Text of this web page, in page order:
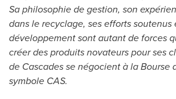
Sa philosophie de gestion, son
dans le recyclage, ses efforts
développement sont autant de forces
créer des produits novateurs pour ses
de Cascades se négocient à la Bourse
symbole CAS.